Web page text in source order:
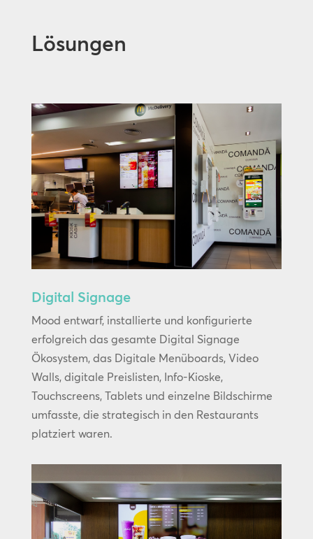
Lösungen
Digital Signage
Mood entwarf, installierte und konfigurierte
erfolgreich das gesamte Digital Signage
Ökosystem, das Digitale Menüboards, Video
Walls, digitale Preislisten, Info-Kioske,
Touchscreens, Tablets und einzelne Bildschirme
umfasste, die strategisch in den Restaurants
platziert waren.